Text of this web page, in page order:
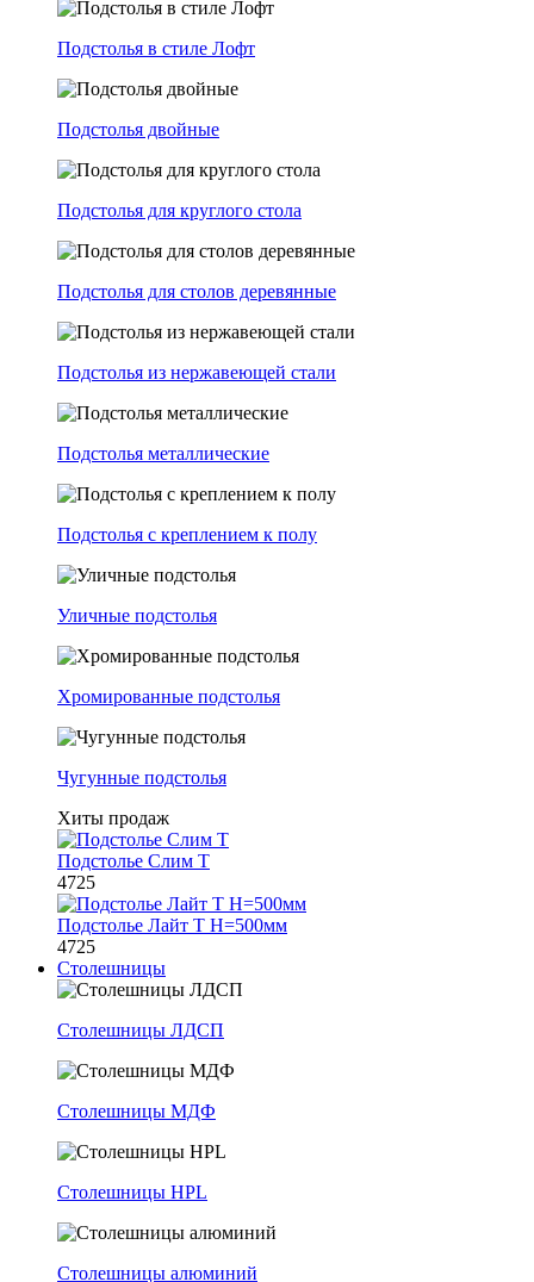
Подстолья в стиле Лофт
Подстолья двойные
Подстолья для круглого стола
Подстолья для столов деревянные
Подстолья из нержавеющей стали
Подстолья металлические
Подстолья с креплением к полу
Уличные подстолья
Хромированные подстолья
Чугунные подстолья
Хиты продаж
Подстолье Слим Т
4725
Подстолье Лайт Т H=500мм
4725
Столешницы
Столешницы ЛДСП
Столешницы МДФ
Столешницы HPL
Столешницы алюминий